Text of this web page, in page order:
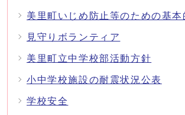
美里町いじめ防止等のための基本
見守りボランティア
美里町立中学校部活動方針
小中学校施設の耐震状況公表
学校安全